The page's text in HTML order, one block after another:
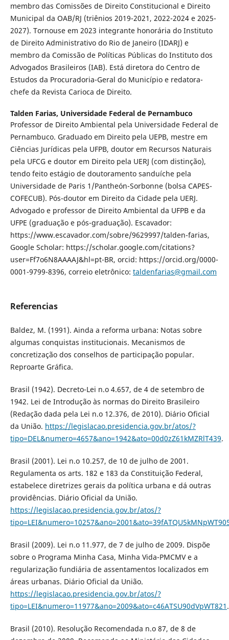
membro das Comissões de Direito Constitucional e Direito
Municipal da OAB/RJ (triênios 2019-2021, 2022-2024 e 2025-
2027). Tornouse em 2023 integrante honorária do Instituto
de Direito Administrativo do Rio de Janeiro (IDARJ) e
membro da Comissão de Políticas Públicas do Instituto dos
Advogados Brasileiros (IAB). Está diretora do Centro de
Estudos da Procuradoria-Geral do Município e redatora-
chefe da Revista Carioca de Direito.
Talden Farias, Universidade Federal de Pernambuco
Professor de Direito Ambiental pela Universidade Federal de
Pernambuco. Graduado em Direito pela UEPB, mestre em
Ciências Jurídicas pela UFPB, doutor em Recursos Naturais
pela UFCG e doutor em Direito pela UERJ (com distinção),
tendo feito estágio de doutoramento sanduíche pela
Universidade de Paris 1/Pantheón-Sorbonne (bolsa CAPES-
COFECUB). Pós-doutor em Direito da Cidade pela UERJ.
Advogado e professor de Direito Ambiental da UFPB e da
UFPE (graduação e pós-graduação). Escavador:
https://www.escavador.com/sobre/9629997/talden-farias,
Google Scholar: https://scholar.google.com/citations?
user=Ff7o6N8AAAAJ&hl=pt-BR, orcid: https://orcid.org/0000-
0001-9799-8396, correio eletrônico: taldenfarias@gmail.com
Referencias
Baldez, M. (1991). Ainda a reforma urbana: Notas sobre
algumas conquistas institucionais. Mecanismos de
concretização dos conselhos de participação popular.
Reproarte Gráfica.
Brasil (1942). Decreto-Lei n.o 4.657, de 4 de setembro de
1942. Lei de Introdução às normas do Direito Brasileiro
(Redação dada pela Lei n.o 12.376, de 2010). Diário Oficial
da União. https://legislacao.presidencia.gov.br/atos/?
tipo=DEL&numero=4657&ano=1942&ato=00d0zZ61kMZRlT439.
Brasil (2001). Lei n.o 10.257, de 10 de julho de 2001.
Regulamenta os arts. 182 e 183 da Constituição Federal,
estabelece diretrizes gerais da política urbana e dá outras
providências. Diário Oficial da União.
https://legislacao.presidencia.gov.br/atos/?
Brasil (2009). Lei n.o 11.977, de 7 de julho de 2009. Dispõe
sobre o Programa Minha Casa, Minha Vida-PMCMV e a
regularização fundiária de assentamentos localizados em
áreas urbanas. Diário Oficial da União.
https://legislacao.presidencia.gov.br/atos/?
tipo=LEI&numero=11977&ano=2009&ato=c46ATSU90dVpWT821 .
Brasil (2010). Resolução Recomendada n.o 87, de 8 de